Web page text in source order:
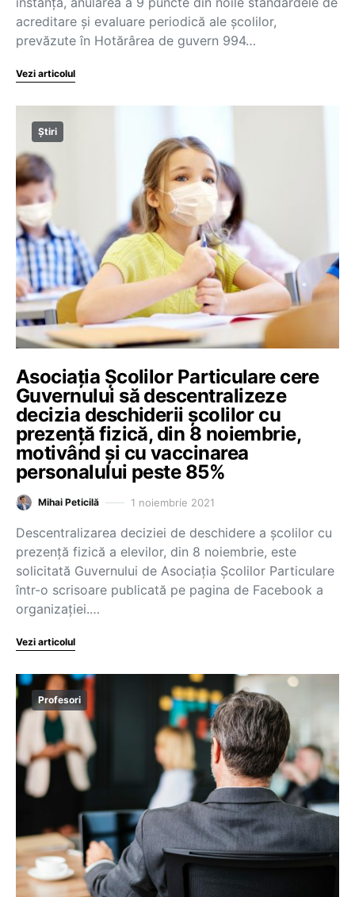
acreditare și evaluare periodică ale școlilor,
prevăzute în Hotărârea de guvern 994…
Vezi articolul
Știri
Asociația Școlilor Particulare cere
Guvernului să descentralizeze
decizia deschiderii școlilor cu
prezență fizică, din 8 noiembrie,
motivând și cu vaccinarea
personalului peste 85%
Mihai Peticilă 1 noiembrie 2021
Descentralizarea deciziei de deschidere a școlilor cu
prezență fizică a elevilor, din 8 noiembrie, este
solicitată Guvernului de Asociația Școlilor Particulare
într-o scrisoare publicată pe pagina de Facebook a
organizației.…
Vezi articolul
Profesori